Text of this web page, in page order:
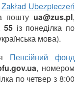
Zakład Ubezpieczeń
пошту ua@zus.pl,
55 із понеділка по
мова).
Пенсійний фонд
, номером
по четвер з 8:00